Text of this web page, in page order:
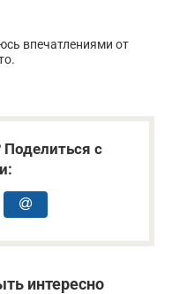
впечатлениями от
Поделиться с
интересно